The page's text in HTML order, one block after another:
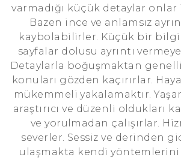
varmadığı küçük detaylar
Bazen ince ve anlamsız
kaybolabilirler. Küçük bir
sayfalar dolusu ayrıntı
Detaylarla boğuşmaktan
konuları gözden kaçırırlar.
mükemmeli yakalamaktır.
araştırıcı ve düzenli oldukları
ve yorulmadan çalışırlar.
severler. Sessiz ve derinden
ulaşmakta kendi